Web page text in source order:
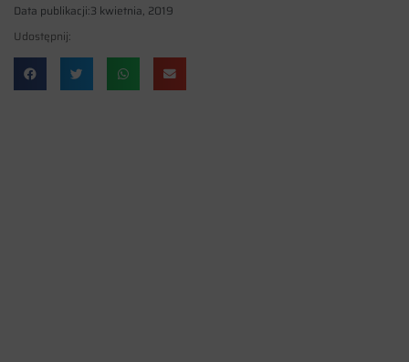
Data publikacji:3 kwietnia, 2019
Udostępnij: